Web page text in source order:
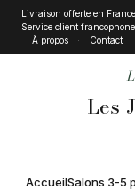
Livraison offerte en
Service client
À propos
Contact
Les
AccueilSalons 3-5